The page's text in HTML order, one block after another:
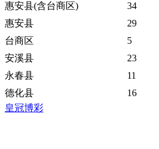
惠安县(含台商区)
34
惠安县
29
台商区
5
安溪县
23
永春县
11
德化县
16
皇冠博彩